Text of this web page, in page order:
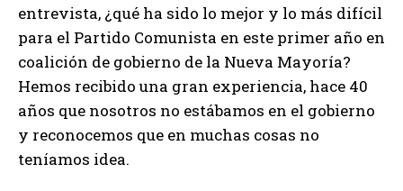
entrevista, ¿qué ha sido lo mejor y lo más difícil
para el Partido Comunista en este primer año en
coalición de gobierno de la Nueva Mayoría?
Hemos recibido una gran experiencia, hace 40
años que nosotros no estábamos en el gobierno
y reconocemos que en muchas cosas no
teníamos idea.